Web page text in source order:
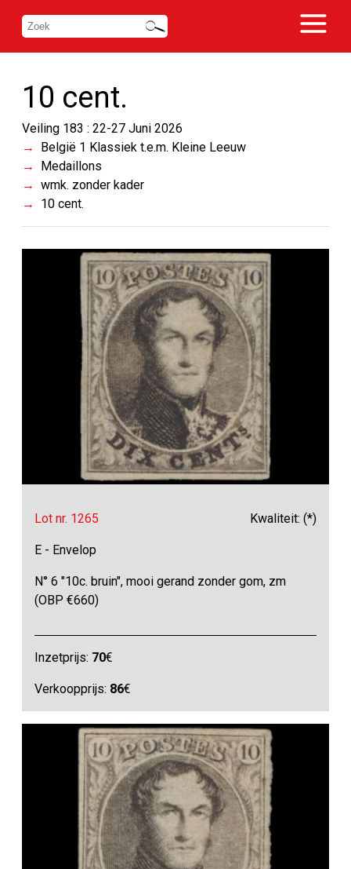
10 cent.
Veiling 183 : 22-27 Juni 2026
België 1 Klassiek t.e.m. Kleine Leeuw
Medaillons
wmk. zonder kader
10 cent.
Lot nr. 1265 Kwaliteit: (*)
E - Envelop
N° 6 "10c. bruin", mooi gerand zonder gom, zm
(OBP €660)
Inzetprijs: 70€
Verkoopprijs: 86€